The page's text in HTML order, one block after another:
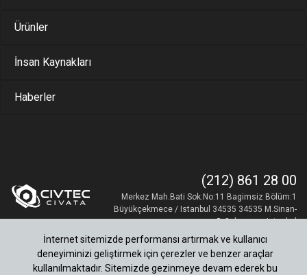
Ürünler
İnsan Kaynakları
Haberler
(212) 861 28 00
Merkez Mah.Bati Sok.No:11 Bagimsiz Bölüm:1
Büyükçekmece / Istanbul 34535 34535 M.Sinan-
B.Cekmece - Istanbul
Yasal Uyarılar
İnternet sitemizde performansı artırmak ve kullanıcı
deneyiminizi geliştirmek için çerezler ve benzer araçlar
kullanılmaktadır. Sitemizde gezinmeye devam ederek bu